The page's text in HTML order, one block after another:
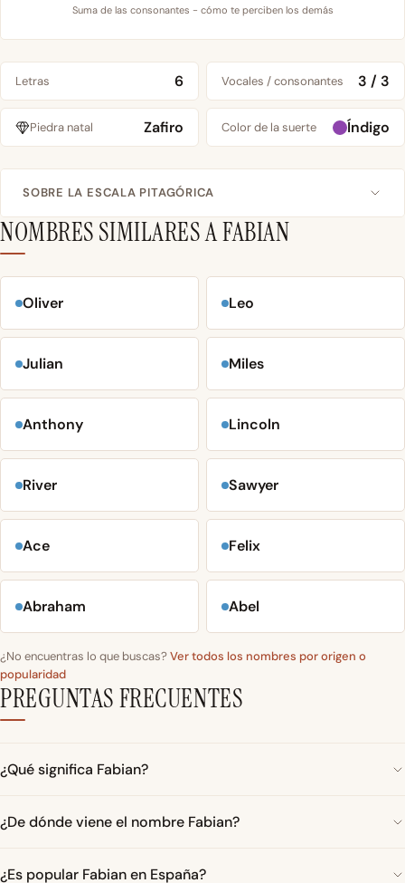
Suma de las consonantes - cómo te perciben los demás
Letras 6 Vocales / consonantes 3 / 3
Piedra natal Zafiro Color de la suerte Índigo
SOBRE LA ESCALA PITAGÓRICA
NOMBRES SIMILARES A FABIAN
Oliver Leo
Julian Miles
Anthony Lincoln
River Sawyer
Ace Felix
Abraham Abel
¿No encuentras lo que buscas?Ver todos los nombres por origen o
popularidad
PREGUNTAS FRECUENTES
¿Qué significa Fabian?
¿De dónde viene el nombre Fabian?
¿Es popular Fabian en España?